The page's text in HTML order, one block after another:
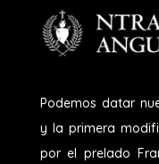
Podemos datar
y la primera
por el prelado